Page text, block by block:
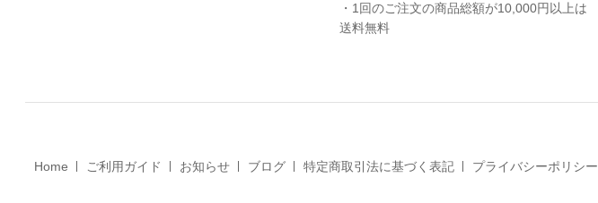
・1回のご注文の商品総額が10,000円以上は
送料無料
Home ご利用ガイド お知らせ ブログ 特定商取引法に基づく表記 プライバシーポリシー